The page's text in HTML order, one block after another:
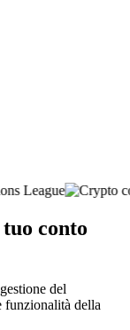
conto
del
funzionalità della